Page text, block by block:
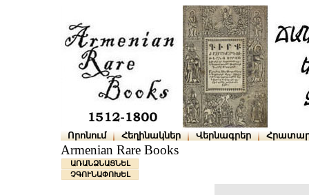
Որոնում Հեղինակներ Վերնագրեր
Armenian Rare Books
ԱՌԱՆՁՆԱՑՆԵԼ
ՉԳՈՒՆԱՓՈԽԵԼ